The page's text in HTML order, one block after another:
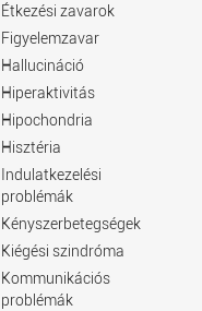
Étkezési zavarok
Figyelemzavar
Hallucináció
Hiperaktivitás
Hipochondria
Hisztéria
Indulatkezelési
problémák
Kényszerbetegségek
Kiégési szindróma
Kommunikációs
problémák